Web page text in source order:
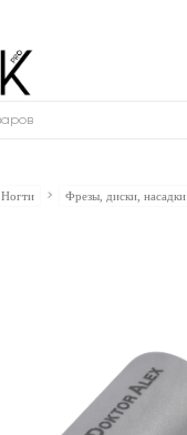
Ногти Фрезы, диски, насадки